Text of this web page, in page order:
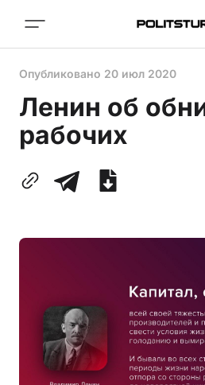
Опубликовано 20 июл 2020
Ленин об
рабочих